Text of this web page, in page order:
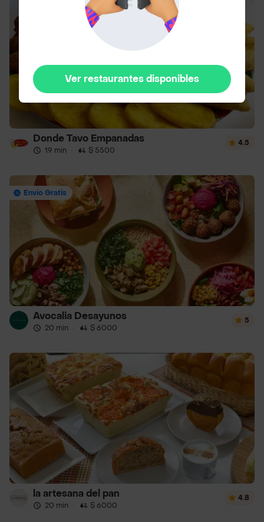
Donde Tavo Empanadas
19 min · $ 5500
4.5
Envío Gratis
Avocalia Desayunos
20 min · $ 6000
5
la artesana del pan
20 min · $ 6000
4.8
Ver restaurantes disponibles